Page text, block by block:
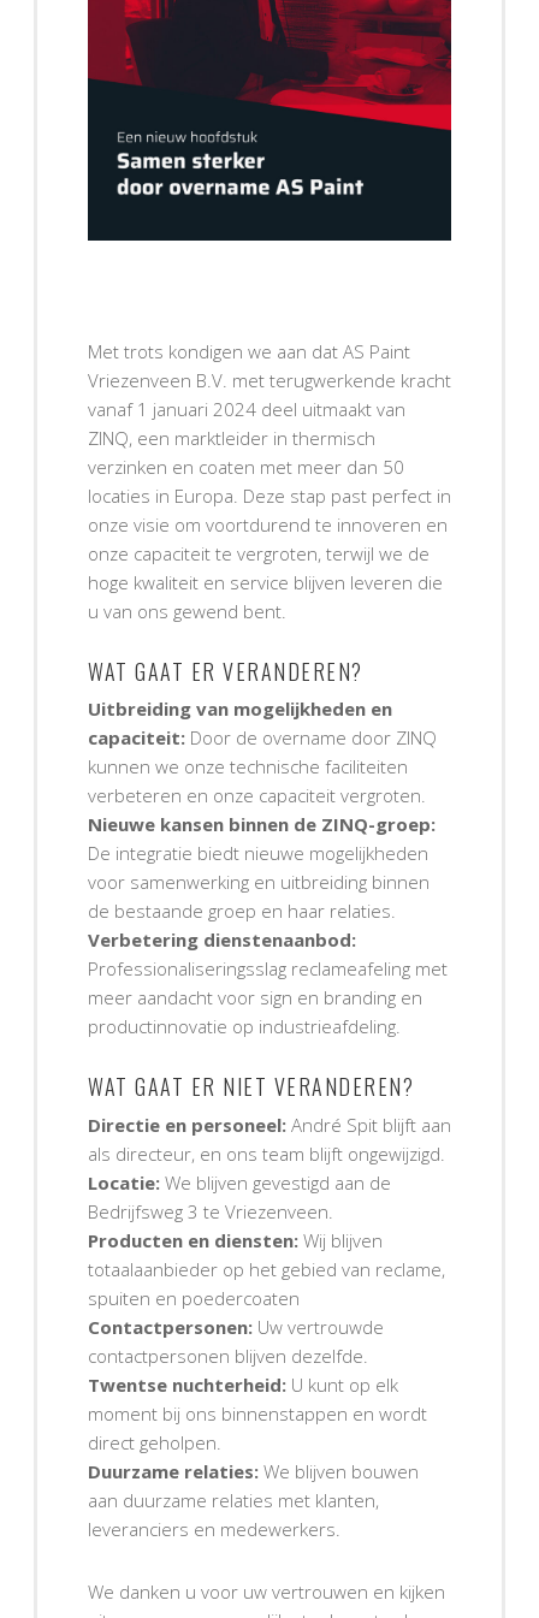
Met trots kondigen we aan dat AS Paint
Vriezenveen B.V. met terugwerkende kracht
vanaf 1 januari 2024 deel uitmaakt van
ZINQ, een marktleider in thermisch
verzinken en coaten met meer dan 50
locaties in Europa. Deze stap past perfect in
onze visie om voortdurend te innoveren en
onze capaciteit te vergroten, terwijl we de
hoge kwaliteit en service blijven leveren die
u van ons gewend bent.
WAT GAAT ER VERANDEREN?
Uitbreiding van mogelijkheden en
capaciteit: Door de overname door ZINQ
kunnen we onze technische faciliteiten
verbeteren en onze capaciteit vergroten.
Nieuwe kansen binnen de ZINQ-groep:
De integratie biedt nieuwe mogelijkheden
voor samenwerking en uitbreiding binnen
de bestaande groep en haar relaties.
Verbetering dienstenaanbod:
Professionaliseringsslag reclameafeling met
meer aandacht voor sign en branding en
productinnovatie op industrieafdeling.
WAT GAAT ER NIET VERANDEREN?
Directie en personeel: André Spit blijft aan
als directeur, en ons team blijft ongewijzigd.
Locatie: We blijven gevestigd aan de
Bedrijfsweg 3 te Vriezenveen.
Producten en diensten: Wij blijven
totaalaanbieder op het gebied van reclame,
spuiten en poedercoaten
Contactpersonen: Uw vertrouwde
contactpersonen blijven dezelfde.
Twentse nuchterheid: U kunt op elk
moment bij ons binnenstappen en wordt
direct geholpen.
Duurzame relaties: We blijven bouwen
aan duurzame relaties met klanten,
leveranciers en medewerkers.
We danken u voor uw vertrouwen en kijken